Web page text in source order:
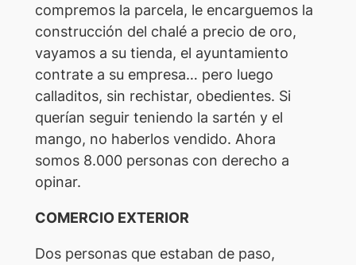
compremos la parcela, le encarguemos la
construcción del chalé a precio de oro,
vayamos a su tienda, el ayuntamiento
contrate a su empresa… pero luego
calladitos, sin rechistar, obedientes. Si
querían seguir teniendo la sartén y el
mango, no haberlos vendido. Ahora
somos 8.000 personas con derecho a
opinar.
COMERCIO EXTERIOR
Dos personas que estaban de paso,